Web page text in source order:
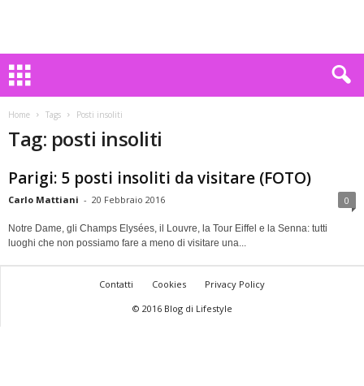
Home Tags Posti insoliti
Tag: posti insoliti
Parigi: 5 posti insoliti da visitare (FOTO)
Carlo Mattiani - 20 Febbraio 2016 0
Notre Dame, gli Champs Elysées, il Louvre, la Tour Eiffel e la Senna: tutti
luoghi che non possiamo fare a meno di visitare una...
Contatti Cookies
Privacy Policy
© 2016 Blog di Lifestyle